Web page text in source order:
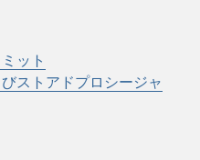
ット
ストアドプロシージャ